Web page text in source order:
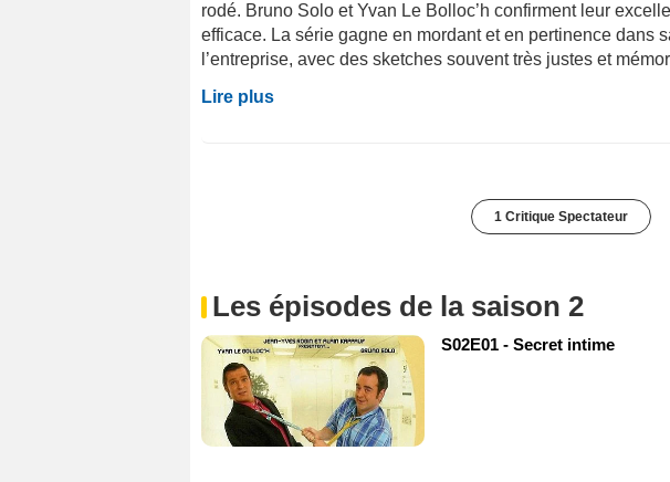
rodé. Bruno Solo et Yvan Le Bolloc’h confirment leur
efficace. La série gagne en mordant et en pertinence dans
l’entreprise, avec des sketches souvent très justes et
Lire plus
1 Critique Spectateur
Les épisodes de la saison 2
S02E01 - Secret intime